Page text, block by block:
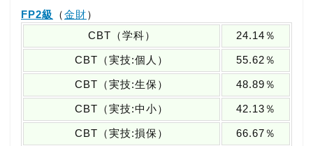
FP2級 （金財）
CBT（学科）
24.14％
CBT（実技:個人） 55.62％
CBT（実技:生保） 48.89％
CBT（実技:中小） 42.13％
CBT（実技:損保） 66.67％